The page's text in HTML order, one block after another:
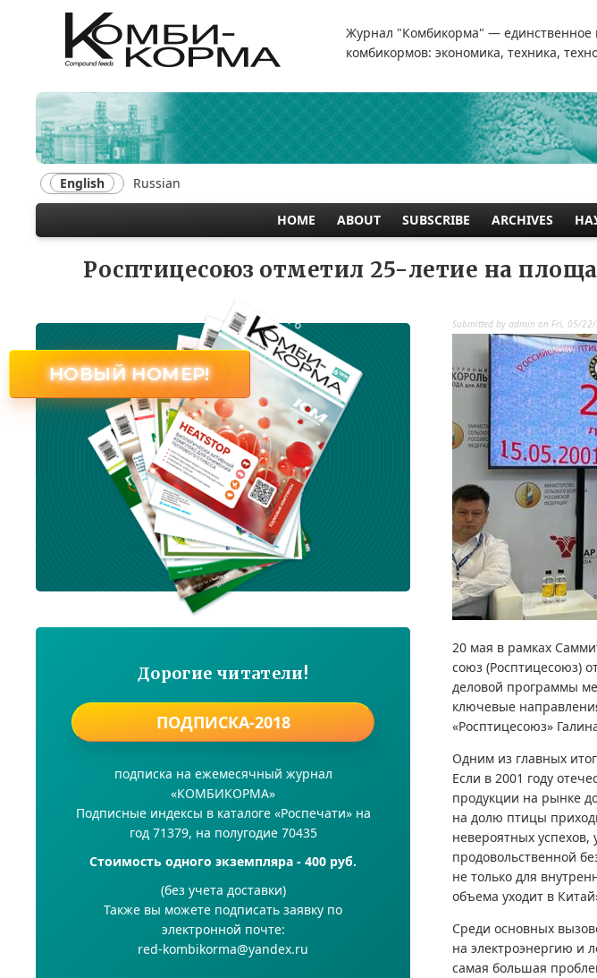
Журнал "Комбикорма" — единственное
комбикормов: экономика, техника,
English Russian
HOME ABOUT SUBSCRIBE ARCHIVES
Росптицесоюз отметил 25-летие на
Submitted by admin on Fri, 05/
20 мая в рамках
союз (Росптицесоюз)
деловой программы
ключевые
«Росптицесоюз»
Одним из главных
Если в 2001 году
продукции на рынке
на долю птицы
невероятных
продовольственной
не только для
объема уходит в
Среди основных
на электроэнергию и
самая большая
НОВЫЙ НОМЕР!
№ 6
Дорогие читатели!
ПОДПИСКА-2018
подписка на ежемесячный журнал
«КОМБИКОРМА»
Подписные индексы в каталоге «Роспечати» на
год 71379, на полугодие 70435
Стоимость одного экземпляра - 400 руб.
(без учета доставки)
Также вы можете подписать заявку по
электронной почте:
red-kombikorma@yandex.ru